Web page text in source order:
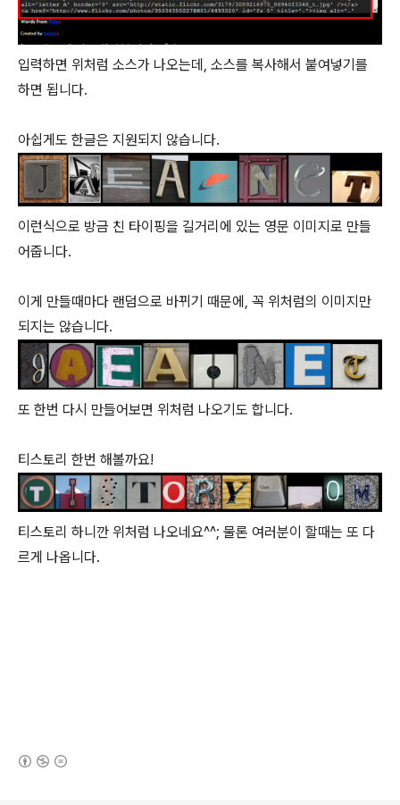
입력하면 위처럼 소스가 나오는데, 소스를 복사해서 붙여넣기를
하면 됩니다.
아쉽게도 한글은 지원되지 않습니다.
이런식으로 방금 친 타이핑을 길거리에 있는 영문 이미지로 만들
어줍니다.
이게 만들때마다 랜덤으로 바뀌기 때문에, 꼭 위처럼의 이미지만
되지는 않습니다.
또 한번 다시 만들어보면 위처럼 나오기도 합니다.
티스토리 한번 해볼까요!
티스토리 하니깐 위처럼 나오네요^^; 물론 여러분이 할때는 또 다
르게 나옵니다.